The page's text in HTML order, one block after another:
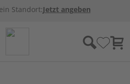
Standort:Jetzt angeben